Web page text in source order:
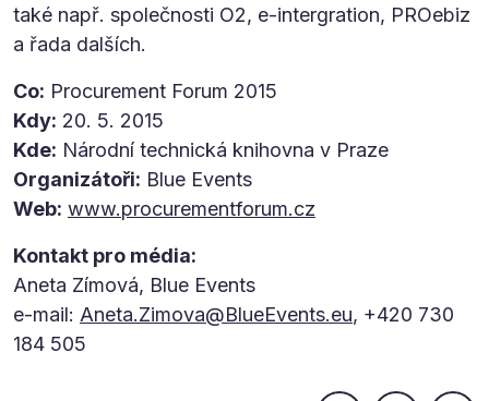
také např. společnosti O2, e-intergration, PROebiz
a řada dalších.
Co: Procurement Forum 2015
Kdy: 20. 5. 2015
Kde: Národní technická knihovna v Praze
Organizátoři: Blue Events
Web: www.procurementforum.cz
Kontakt pro média:
Aneta Zímová, Blue Events
e-mail: Aneta.Zimova@BlueEvents.eu, +420 730
184 505